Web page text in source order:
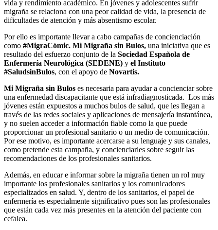
vida y rendimiento académico. En jóvenes y adolescentes sufrir
migraña se relaciona con una peor calidad de vida, la presencia de
dificultades de atención y más absentismo escolar.
Por ello es importante llevar a cabo campañas de concienciación
como #MigraCómic. Mi Migraña sin Bulos, una iniciativa que es
resultado del esfuerzo conjunto de la Sociedad Española de
Enfermería Neurológica (SEDENE) y el Instituto
#SaludsinBulos, con el apoyo de Novartis.
Mi Migraña sin Bulos es necesaria para ayudar a concienciar sobre
una enfermedad discapacitante que está infradiagnosticada. Los más
jóvenes están expuestos a muchos bulos de salud, que les llegan a
través de las redes sociales y aplicaciones de mensajería instantánea,
y no suelen acceder a información fiable como la que puede
proporcionar un profesional sanitario o un medio de comunicación.
Por ese motivo, es importante acercarse a su lenguaje y sus canales,
como pretende esta campaña, y concienciarles sobre seguir las
recomendaciones de los profesionales sanitarios.
Además, en educar e informar sobre la migraña tienen un rol muy
importante los profesionales sanitarios y los comunicadores
especializados en salud. Y, dentro de los sanitarios, el papel de
enfermería es especialmente significativo pues son las profesionales
que están cada vez más presentes en la atención del paciente con
cefalea.